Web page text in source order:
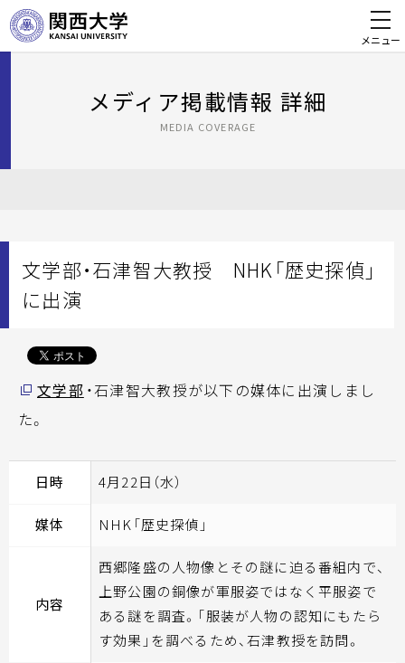
メニュー
メディア掲載情報 詳細
MEDIA COVERAGE
文学部・石津智大教授 NHK「歴史探偵」
に出演
文学部 ・石津智大教授が以下の媒体に出演しまし
た。
日時 4月22日（水）
媒体 NHK「歴史探偵」
内容
西郷隆盛の人物像とその謎に迫る番組内で、
上野公園の銅像が軍服姿ではなく平服姿で
ある謎を調査。「服装が人物の認知にもたら
す効果」を調べるため、石津教授を訪問。